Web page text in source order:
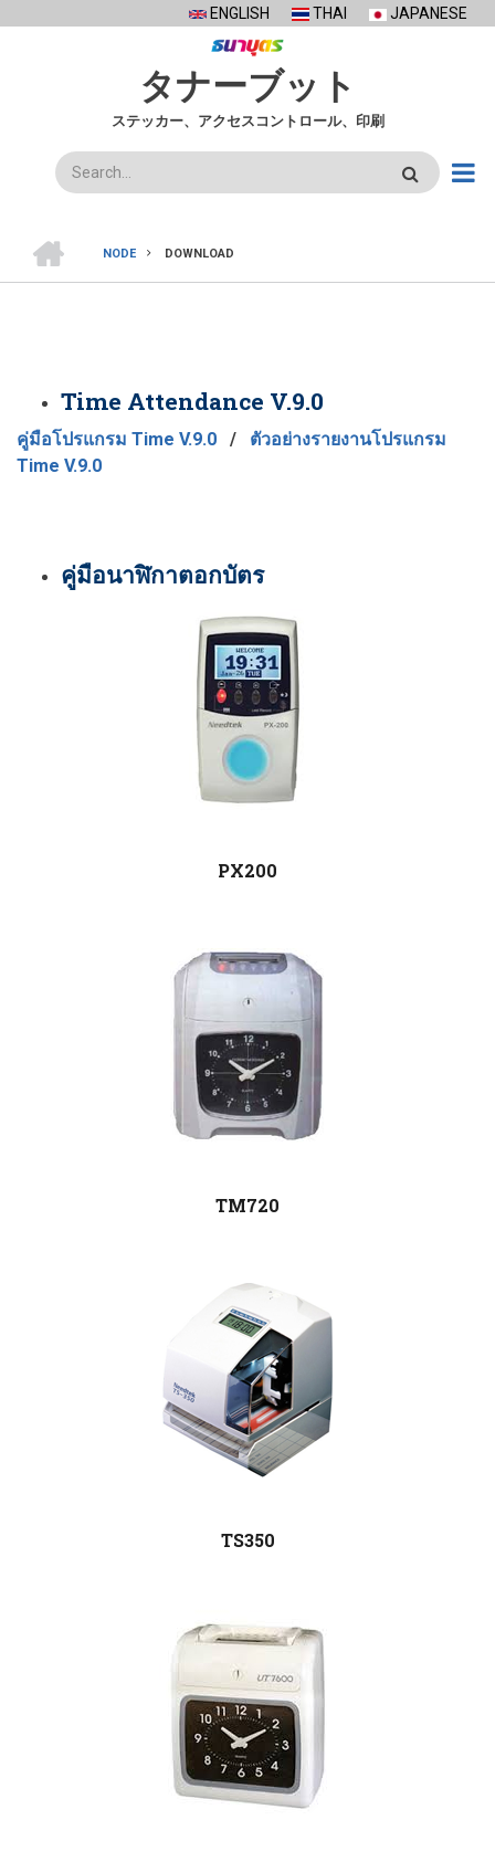
ENGLISH THAI JAPANESE
タナーブット
ステッカー、アクセスコントロール、印刷
検
索
BREADCRUMB
ー
ム
NODE DOWNLOAD
Time Attendance V.9.0
คู่มือโปรแกรม Time V.9.0 / ตัวอย่างรายงานโปรแกรม
Time V.9.0
คู่มือนาฬิกาตอกบัตร
PX200
TM720
TS350